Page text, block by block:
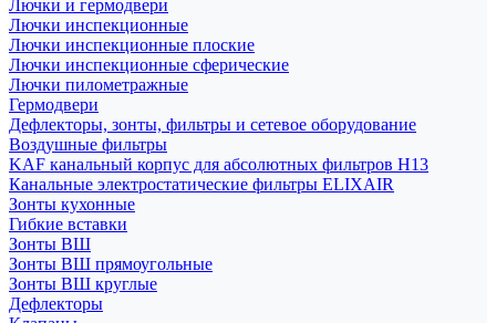
Лючки и гермодвери
Лючки инспекционные
Лючки инспекционные плоские
Лючки инспекционные сферические
Лючки пилометражные
Гермодвери
Дефлекторы, зонты, фильтры и сетевое оборудование
Воздушные фильтры
KAF канальный корпус для абсолютных фильтров H13
Канальные электростатические фильтры ELIXAIR
Зонты кухонные
Гибкие вставки
Зонты ВШ
Зонты ВШ прямоугольные
Зонты ВШ круглые
Дефлекторы